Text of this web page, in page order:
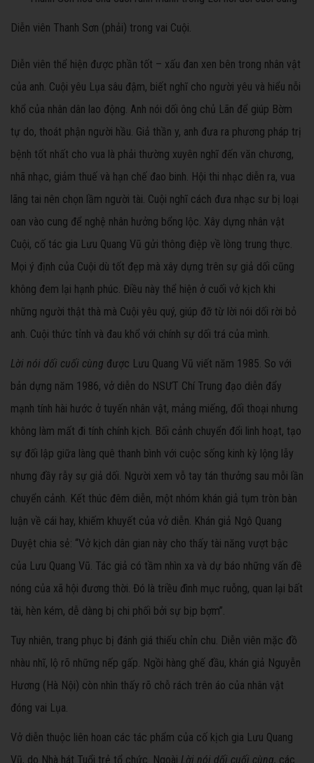
Diễn viên Thanh Sơn (phải) trong vai Cuội.
Diễn viên thể hiện được phần tốt – xấu đan xen bên trong nhân vật
của anh. Cuội yêu Lụa sâu đậm, biết nghĩ cho người yêu và hiểu nỗi
khổ của nhân dân lao động. Anh nói dối ông chủ Lãn để giúp Bờm
tự do, thoát phận người hầu. Giả thần y, anh đưa ra phương pháp trị
bệnh tốt nhất cho vua là phải thường xuyên nghĩ đến văn chương,
nhã nhạc, giảm thuế và hạn chế đao binh. Hội thi nhạc diễn ra, vua
lãng tai nên chọn lầm người tài. Cuội nghĩ cách đưa nhạc sư bị loại
oan vào cung để nghệ nhân hưởng bổng lộc. Xây dựng nhân vật
Cuội, cố tác gia Lưu Quang Vũ gửi thông điệp về lòng trung thực.
Mọi ý định của Cuội dù tốt đẹp mà xây dựng trên sự giả dối cũng
không đem lại hạnh phúc. Điều này thể hiện ở cuối vở kịch khi
những người thật thà mà Cuội yêu quý, giúp đỡ từ lời nói dối rời bỏ
anh. Cuội thức tỉnh và đau khổ với chính sự dối trá của mình.
Lời nói dối cuối cùng được Lưu Quang Vũ viết năm 1985. So với
bản dựng năm 1986, vở diễn do NSƯT Chí Trung đạo diễn đẩy
mạnh tính hài hước ở tuyến nhân vật, mảng miếng, đối thoại nhưng
không làm mất đi tính chính kịch. Bối cảnh chuyển đổi linh hoạt, tạo
sự đối lập giữa làng quê thanh bình với cuộc sống kinh kỳ lộng lẫy
nhưng đầy rẫy sự giả dối. Người xem vỗ tay tán thưởng sau mỗi lần
chuyển cảnh. Kết thúc đêm diễn, một nhóm khán giả tụm tròn bàn
luận về cái hay, khiếm khuyết của vở diễn. Khán giả Ngô Quang
Duyệt chia sẻ: “Vở kịch dân gian này cho thấy tài năng vượt bậc
của Lưu Quang Vũ. Tác giả có tầm nhìn xa và dự báo những vấn đề
nóng của xã hội đương thời. Đó là triều đình mục ruỗng, quan lại bất
tài, hèn kém, dễ dàng bị chi phối bởi sự bịp bợm”.
Tuy nhiên, trang phục bị đánh giá thiếu chỉn chu. Diễn viên mặc đồ
nhàu nhĩ, lộ rõ những nếp gấp. Ngồi hàng ghế đầu, khán giả Nguyễn
Hương (Hà Nội) còn nhìn thấy rõ chỗ rách trên áo của nhân vật
đóng vai Lụa.
Vở diễn thuộc liên hoan các tác phẩm của cố kịch gia Lưu Quang
Vũ, do Nhà hát Tuổi trẻ tổ chức. Ngoài Lời nói dối cuối cùng, các